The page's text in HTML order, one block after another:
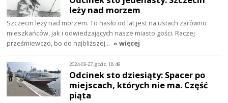
leży nad morzem
Szczecin leży nad morzem. To hasło od lat jest na ustach zarówno
mieszkańców, jak i odwiedzających nasze miasto gości. Raczej
prześmiewczo, bo do najbliższej… » więcej
2024-05-27, godz. 18:49
Odcinek sto dziesiąty: Spacer po
miejscach, których nie ma. Część
piąta